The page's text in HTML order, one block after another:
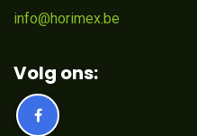
info@horimex.be
Volg ons: